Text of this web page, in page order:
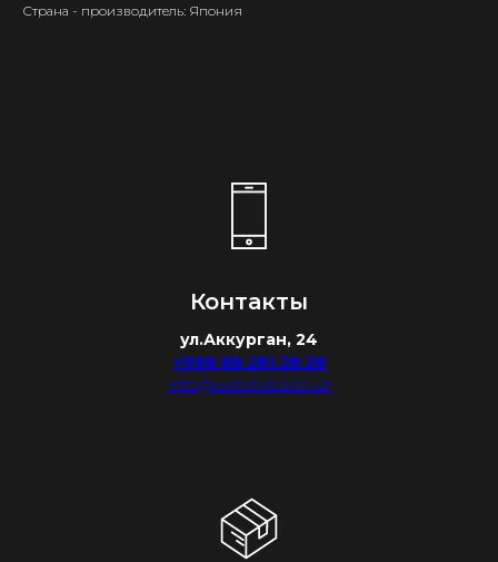
Страна - производитель: Япония
Контакты
ул.Аккурган, 24
+998 88 281 28 28
info@watchdealer.uz